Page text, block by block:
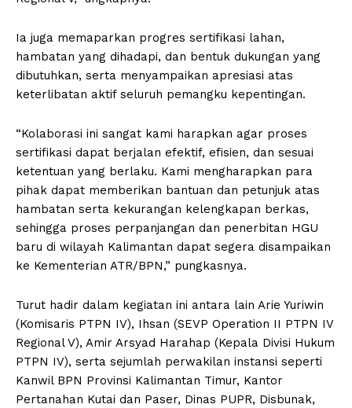
Ia juga memaparkan progres sertifikasi lahan,
hambatan yang dihadapi, dan bentuk dukungan yang
dibutuhkan, serta menyampaikan apresiasi atas
keterlibatan aktif seluruh pemangku kepentingan.
“Kolaborasi ini sangat kami harapkan agar proses
sertifikasi dapat berjalan efektif, efisien, dan sesuai
ketentuan yang berlaku. Kami mengharapkan para
pihak dapat memberikan bantuan dan petunjuk atas
hambatan serta kekurangan kelengkapan berkas,
sehingga proses perpanjangan dan penerbitan HGU
baru di wilayah Kalimantan dapat segera disampaikan
ke Kementerian ATR/BPN,” pungkasnya.
Turut hadir dalam kegiatan ini antara lain Arie Yuriwin
(Komisaris PTPN IV), Ihsan (SEVP Operation II PTPN IV
Regional V), Amir Arsyad Harahap (Kepala Divisi Hukum
PTPN IV), serta sejumlah perwakilan instansi seperti
Kanwil BPN Provinsi Kalimantan Timur, Kantor
Pertanahan Kutai dan Paser, Dinas PUPR, Disbunak,